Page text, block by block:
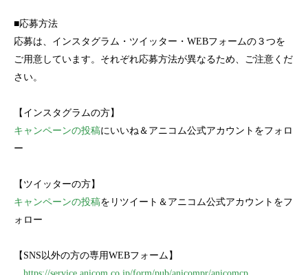
■応募方法
応募は、インスタグラム・ツイッター・WEBフォームの３つを
ご用意しています。それぞれ応募方法が異なるため、ご注意くだ
さい。
【インスタグラムの方】
キャンペーンの投稿にいいね＆アニコム公式アカウントをフォロ
ー
【ツイッターの方】
キャンペーンの投稿をリツイート＆アニコム公式アカウントをフ
ォロー
【SNS以外の方の専用WEBフォーム】